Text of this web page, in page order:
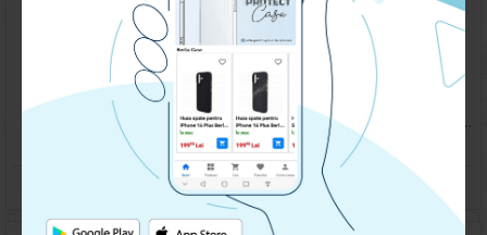
Husa spate pentru iPhone 11 Pro - Silicon Line Rosu
49.90 lei
Husa spate pentru iPhone 11 Pro - Silicon Line Negru
49.90 lei